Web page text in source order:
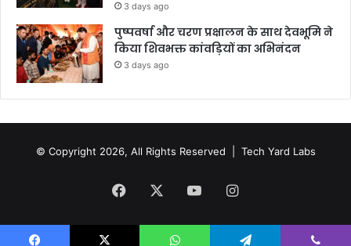
3 days ago
पुष्पवर्षा और चरण प्रक्षालन के साथ देवभूमि ने
किया शिवभक्त कांवड़ियों का अभिनंदन
3 days ago
© Copyright 2026, All Rights Reserved | Tech Yard Labs
Facebook YouTubeInstagram